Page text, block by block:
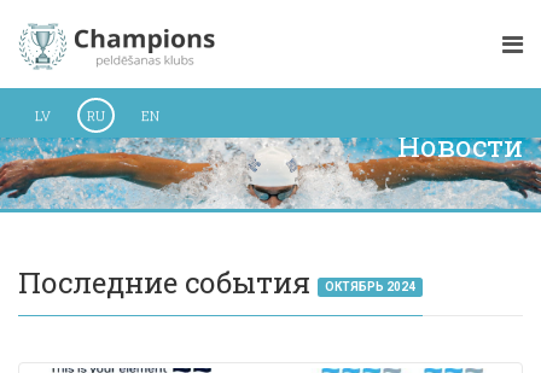
LV RU EN
Новости
Последние события ОКТЯБРЬ 2024